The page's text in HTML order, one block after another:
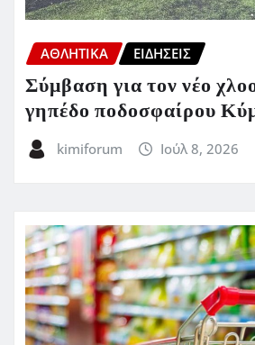
ΑΘΛΗΤΙΚΑ ΕΙΔΗΣΕΙΣ
Σύμβαση για τον νέο
γηπέδο ποδοσφαίρου
kimiforum Ιούλ 8, 2026